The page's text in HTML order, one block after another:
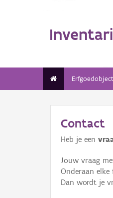
Erfgoedobject
Contact
Heb je een
Jouw vraag
Onderaan
Dan wordt je